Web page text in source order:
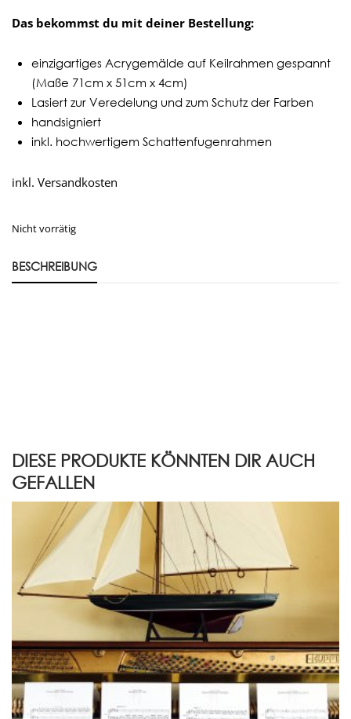
Das bekommst du mit deiner Bestellung:
einzigartiges Acrygemälde auf Keilrahmen gespannt
(Maße 71cm x 51cm x 4cm)
Lasiert zur Veredelung und zum Schutz der Farben
handsigniert
inkl. hochwertigem Schattenfugenrahmen
inkl. Versandkosten
Nicht vorrätig
BESCHREIBUNG
DIESE PRODUKTE KÖNNTEN DIR AUCH
GEFALLEN